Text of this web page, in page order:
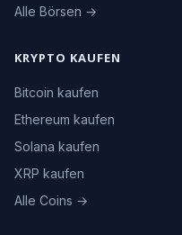
Alle Börsen →
KRYPTO KAUFEN
Bitcoin kaufen
Ethereum kaufen
Solana kaufen
XRP kaufen
Alle Coins →